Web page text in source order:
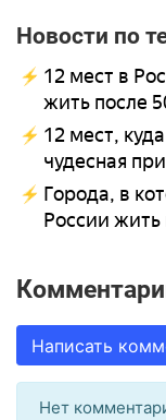
Новости по
12 мест в
жить после
12 мест,
чудесная
Города, в
России
Написать
Нет